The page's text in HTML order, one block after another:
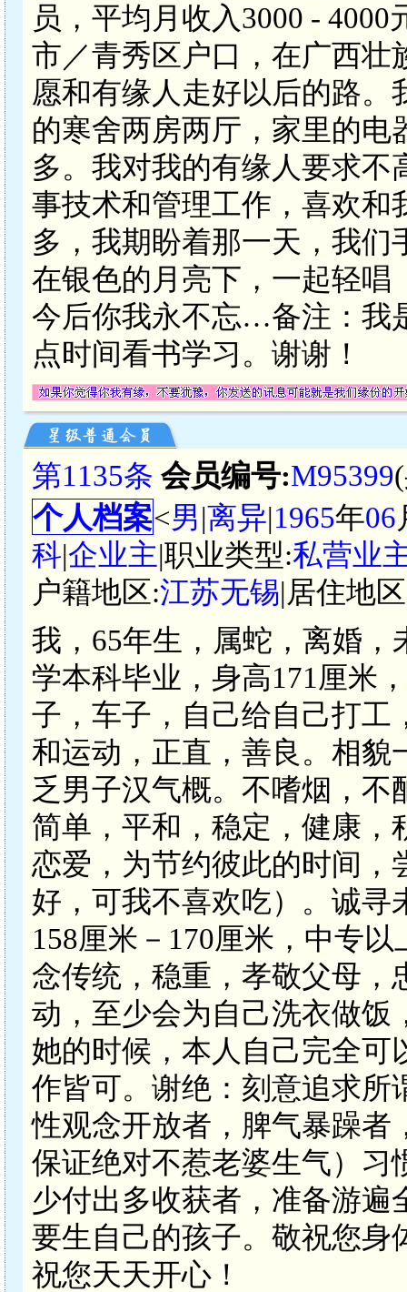
员，平均月收入3000 -
市／青秀区户口，在广西壮
愿和有缘人走好以后的路
的寒舍两房两厅，家里的
多。我对我的有缘人要求
事技术和管理工作，喜欢和
多，我期盼着那一天，我
在银色的月亮下，一起轻
今后你我永不忘…备注：我
点时间看书学习。谢谢！
第1135条 会员编号:M95399
个人档案<男|离异|1965年06
科|企业主|职业类型:私营业
户籍地区:江苏无锡|居住地
我，65年生，属蛇，离婚
学本科毕业，身高171厘米
子，车子，自己给自己打工
和运动，正直，善良。相貌
乏男子汉气概。不嗜烟，
简单，平和，稳定，健康，
恋爱，为节约彼此的时间，
好，可我不喜欢吃）。诚寻
158厘米－170厘米，中专
念传统，稳重，孝敬父母，
动，至少会为自己洗衣做饭
她的时候，本人自己完全可
作皆可。谢绝：刻意追求所
性观念开放者，脾气暴躁者
保证绝对不惹老婆生气）习
少付出多收获者，准备游
要生自己的孩子。敬祝您身
祝您天天开心！